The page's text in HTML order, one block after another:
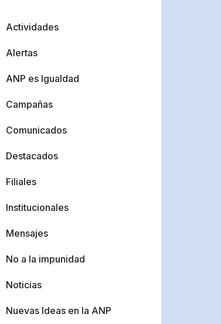
Actividades
Alertas
ANP es Igualdad
Campañas
Comunicados
Destacados
Filiales
Institucionales
Mensajes
No a la impunidad
Noticias
Nuevas Ideas en la ANP